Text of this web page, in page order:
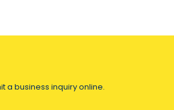
a business inquiry online.